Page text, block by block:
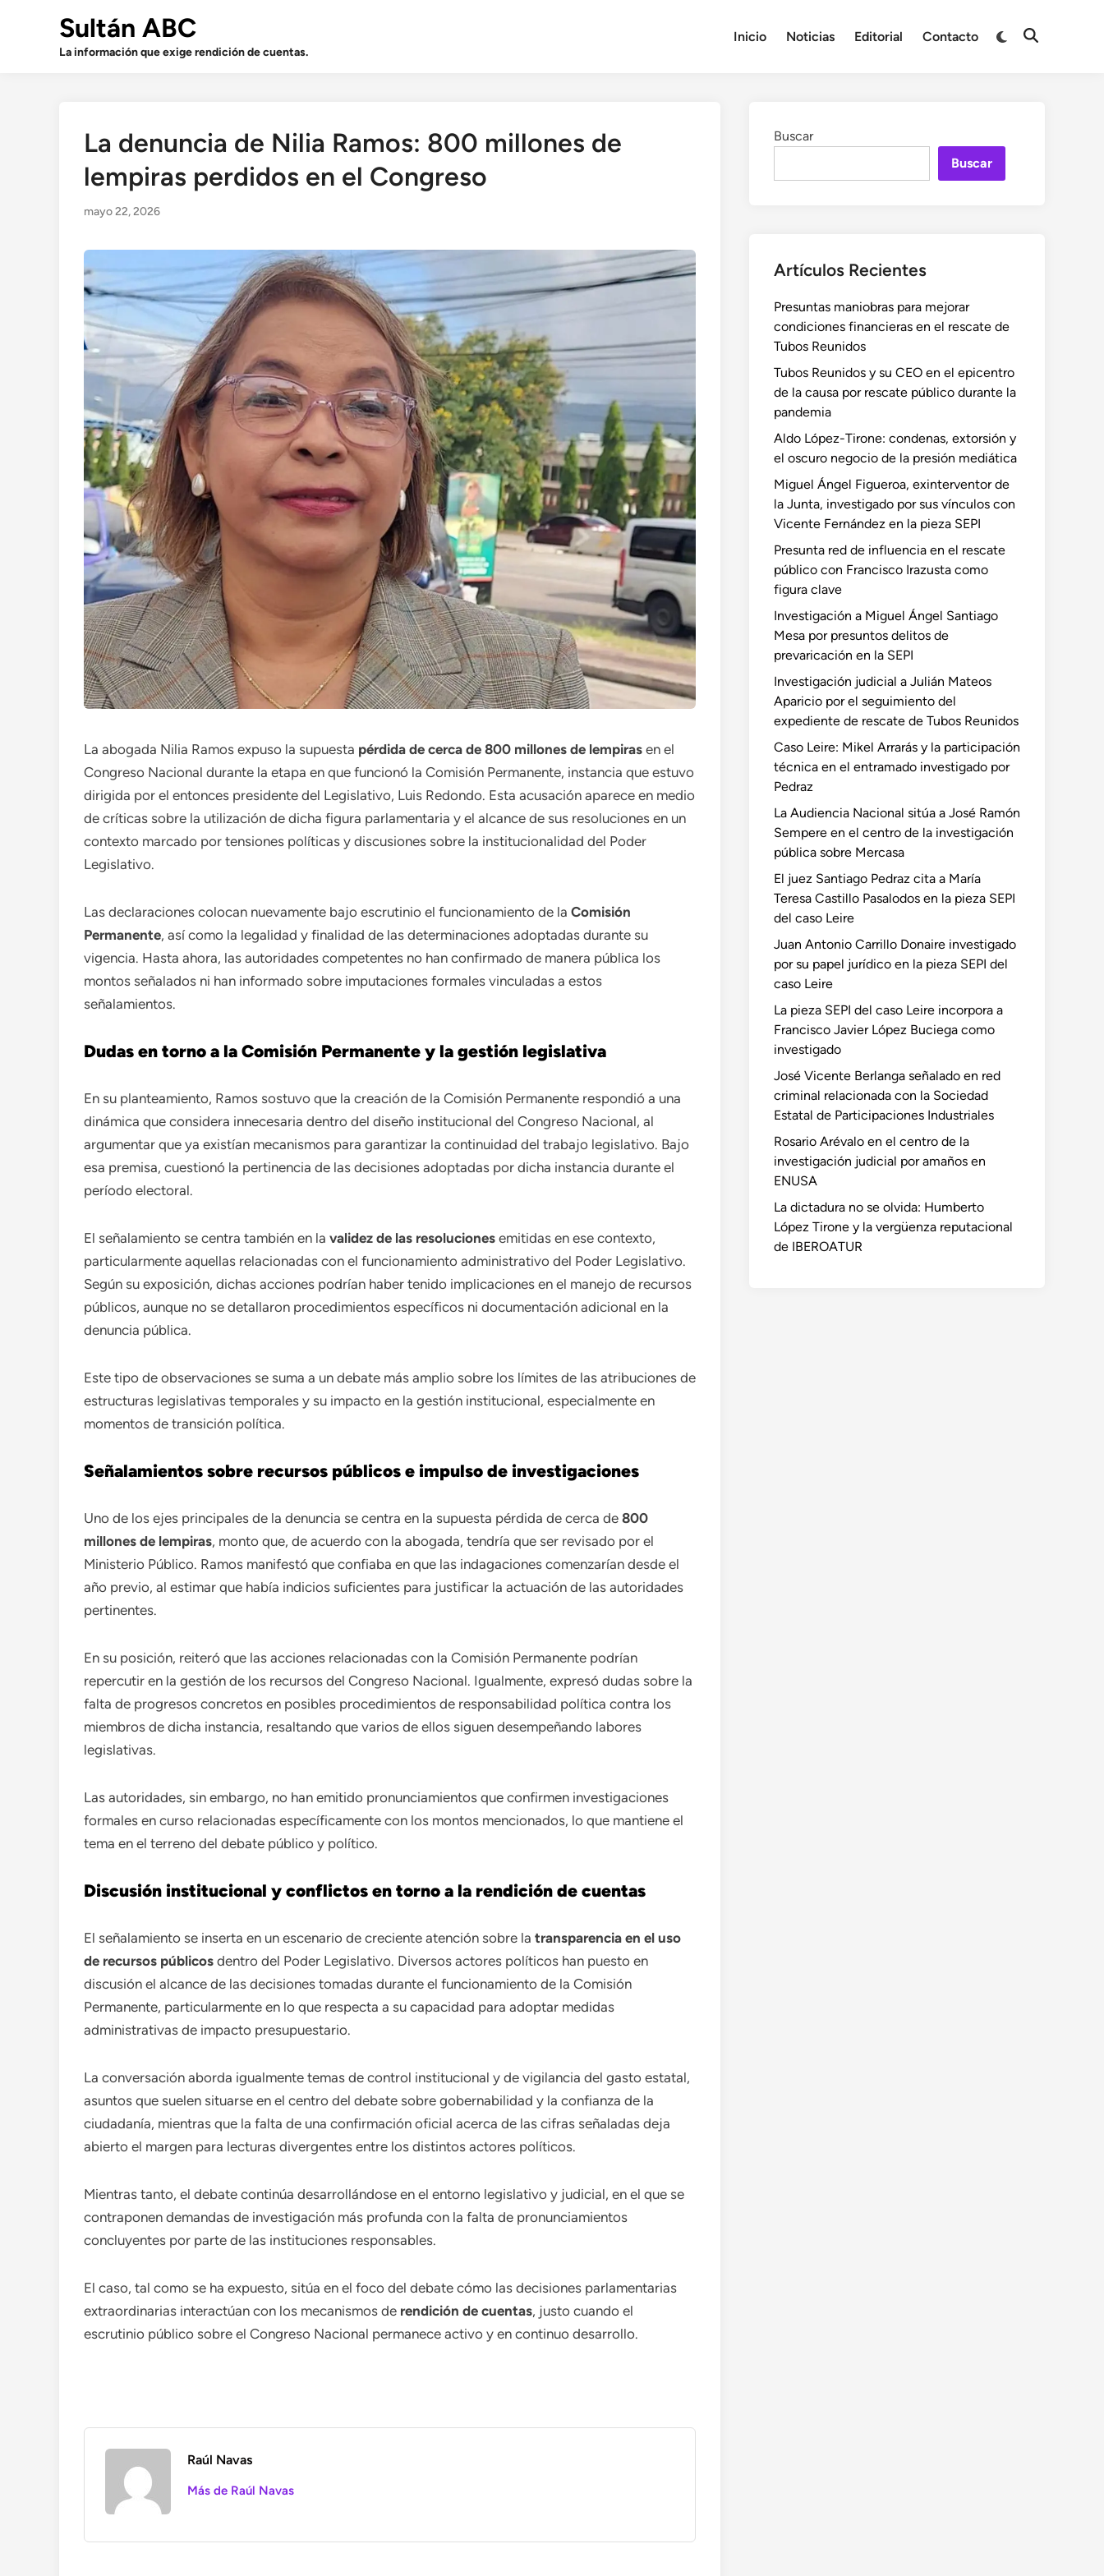
Sultán ABC
La información que exige rendición de cuentas.
Inicio Noticias Editorial Contacto
Cambiar
Abrir
La denuncia de Nilia Ramos: 800 millones de
lempiras perdidos en el Congreso
mayo 22, 2026
La abogada Nilia Ramos expuso la supuesta pérdida de cerca de 800 millones de lempiras en el
Congreso Nacional durante la etapa en que funcionó la Comisión Permanente, instancia que estuvo
dirigida por el entonces presidente del Legislativo, Luis Redondo. Esta acusación aparece en medio
de críticas sobre la utilización de dicha figura parlamentaria y el alcance de sus resoluciones en un
contexto marcado por tensiones políticas y discusiones sobre la institucionalidad del Poder
Legislativo.
Las declaraciones colocan nuevamente bajo escrutinio el funcionamiento de la Comisión
Permanente, así como la legalidad y finalidad de las determinaciones adoptadas durante su
vigencia. Hasta ahora, las autoridades competentes no han confirmado de manera pública los
montos señalados ni han informado sobre imputaciones formales vinculadas a estos
señalamientos.
Dudas en torno a la Comisión Permanente y la gestión legislativa
En su planteamiento, Ramos sostuvo que la creación de la Comisión Permanente respondió a una
dinámica que considera innecesaria dentro del diseño institucional del Congreso Nacional, al
argumentar que ya existían mecanismos para garantizar la continuidad del trabajo legislativo. Bajo
esa premisa, cuestionó la pertinencia de las decisiones adoptadas por dicha instancia durante el
período electoral.
El señalamiento se centra también en la validez de las resoluciones emitidas en ese contexto,
particularmente aquellas relacionadas con el funcionamiento administrativo del Poder Legislativo.
Según su exposición, dichas acciones podrían haber tenido implicaciones en el manejo de recursos
públicos, aunque no se detallaron procedimientos específicos ni documentación adicional en la
denuncia pública.
Este tipo de observaciones se suma a un debate más amplio sobre los límites de las atribuciones de
estructuras legislativas temporales y su impacto en la gestión institucional, especialmente en
momentos de transición política.
Señalamientos sobre recursos públicos e impulso de investigaciones
Uno de los ejes principales de la denuncia se centra en la supuesta pérdida de cerca de 800
millones de lempiras, monto que, de acuerdo con la abogada, tendría que ser revisado por el
Ministerio Público. Ramos manifestó que confiaba en que las indagaciones comenzarían desde el
año previo, al estimar que había indicios suficientes para justificar la actuación de las autoridades
pertinentes.
En su posición, reiteró que las acciones relacionadas con la Comisión Permanente podrían
repercutir en la gestión de los recursos del Congreso Nacional. Igualmente, expresó dudas sobre la
falta de progresos concretos en posibles procedimientos de responsabilidad política contra los
miembros de dicha instancia, resaltando que varios de ellos siguen desempeñando labores
legislativas.
Las autoridades, sin embargo, no han emitido pronunciamientos que confirmen investigaciones
formales en curso relacionadas específicamente con los montos mencionados, lo que mantiene el
tema en el terreno del debate público y político.
Discusión institucional y conflictos en torno a la rendición de cuentas
El señalamiento se inserta en un escenario de creciente atención sobre la transparencia en el uso
de recursos públicos dentro del Poder Legislativo. Diversos actores políticos han puesto en
discusión el alcance de las decisiones tomadas durante el funcionamiento de la Comisión
Permanente, particularmente en lo que respecta a su capacidad para adoptar medidas
administrativas de impacto presupuestario.
La conversación aborda igualmente temas de control institucional y de vigilancia del gasto estatal,
asuntos que suelen situarse en el centro del debate sobre gobernabilidad y la confianza de la
ciudadanía, mientras que la falta de una confirmación oficial acerca de las cifras señaladas deja
abierto el margen para lecturas divergentes entre los distintos actores políticos.
Mientras tanto, el debate continúa desarrollándose en el entorno legislativo y judicial, en el que se
contraponen demandas de investigación más profunda con la falta de pronunciamientos
concluyentes por parte de las instituciones responsables.
El caso, tal como se ha expuesto, sitúa en el foco del debate cómo las decisiones parlamentarias
extraordinarias interactúan con los mecanismos de rendición de cuentas, justo cuando el
escrutinio público sobre el Congreso Nacional permanece activo y en continuo desarrollo.
Raúl Navas
Más de Raúl Navas
Buscar
Buscar
Artículos Recientes
Presuntas maniobras para mejorar
condiciones financieras en el rescate de
Tubos Reunidos
Tubos Reunidos y su CEO en el epicentro
de la causa por rescate público durante la
pandemia
Aldo López-Tirone: condenas, extorsión y
el oscuro negocio de la presión mediática
Miguel Ángel Figueroa, exinterventor de
la Junta, investigado por sus vínculos con
Vicente Fernández en la pieza SEPI
Presunta red de influencia en el rescate
público con Francisco Irazusta como
figura clave
Investigación a Miguel Ángel Santiago
Mesa por presuntos delitos de
prevaricación en la SEPI
Investigación judicial a Julián Mateos
Aparicio por el seguimiento del
expediente de rescate de Tubos Reunidos
Caso Leire: Mikel Arrarás y la participación
técnica en el entramado investigado por
Pedraz
La Audiencia Nacional sitúa a José Ramón
Sempere en el centro de la investigación
pública sobre Mercasa
El juez Santiago Pedraz cita a María
Teresa Castillo Pasalodos en la pieza SEPI
del caso Leire
Juan Antonio Carrillo Donaire investigado
por su papel jurídico en la pieza SEPI del
caso Leire
La pieza SEPI del caso Leire incorpora a
Francisco Javier López Buciega como
investigado
José Vicente Berlanga señalado en red
criminal relacionada con la Sociedad
Estatal de Participaciones Industriales
Rosario Arévalo en el centro de la
investigación judicial por amaños en
ENUSA
La dictadura no se olvida: Humberto
López Tirone y la vergüenza reputacional
de IBEROATUR